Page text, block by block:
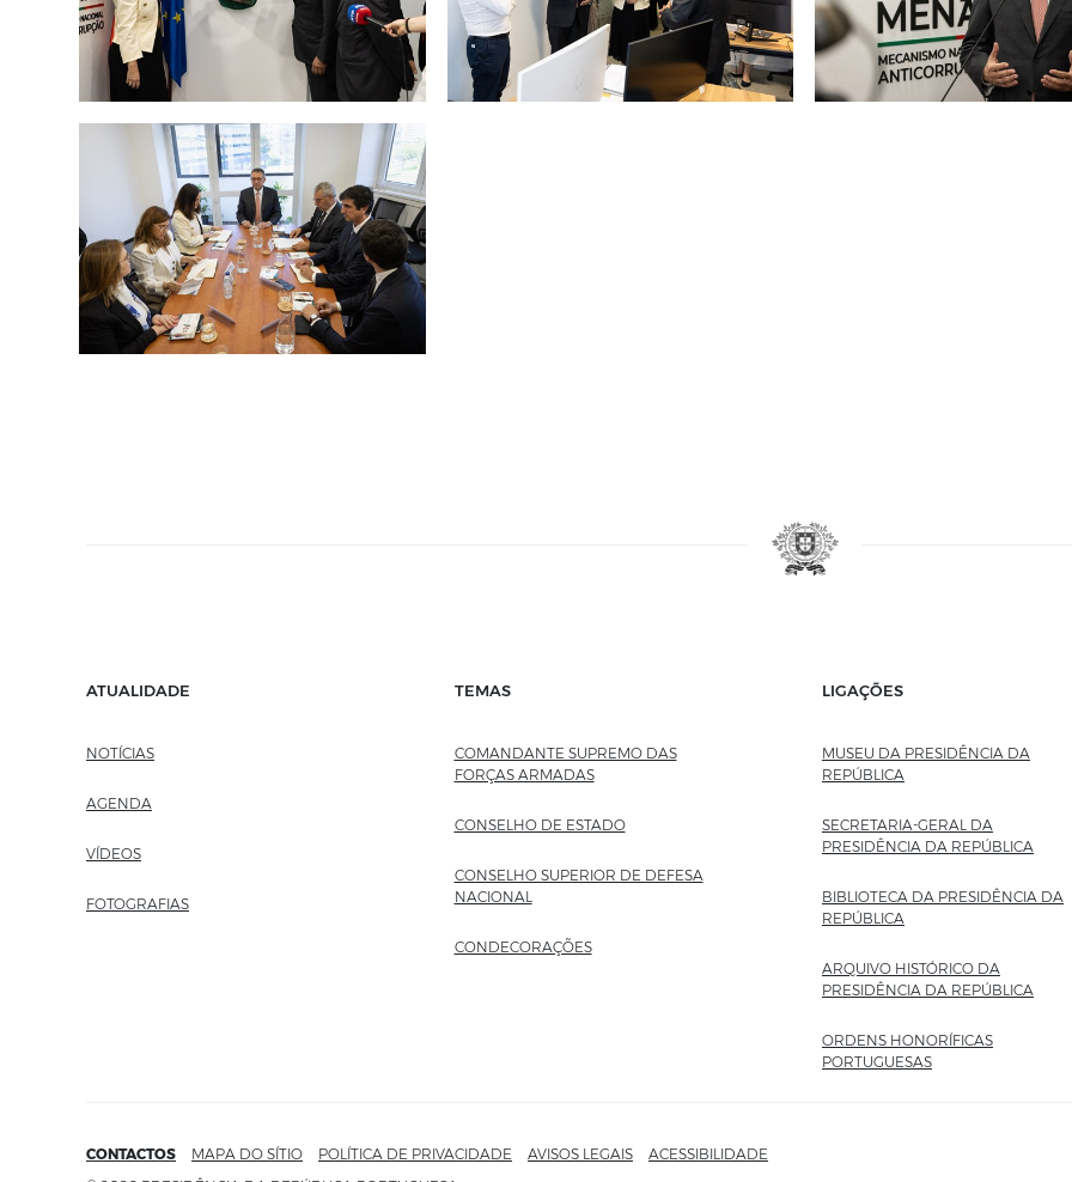
ATUALIDADE
NOTÍCIAS
AGENDA
VÍDEOS
FOTOGRAFIAS
TEMAS
COMANDANTE SUPREMO DAS
FORÇAS ARMADAS
CONSELHO DE ESTADO
CONSELHO SUPERIOR DE DEFESA
NACIONAL
CONDECORAÇÕES
LIGAÇÕES
MUSEU DA PRESIDÊNCIA DA
REPÚBLICA
SECRETARIA-GERAL DA
PRESIDÊNCIA DA REPÚBLICA
BIBLIOTECA DA PRESIDÊNCIA DA
REPÚBLICA
ARQUIVO HISTÓRICO DA
PRESIDÊNCIA DA REPÚBLICA
ORDENS HONORÍFICAS
PORTUGUESAS
CONTACTOS MAPA DO SÍTIO POLÍTICA DE PRIVACIDADE AVISOS LEGAIS
ACESSIBILIDADE